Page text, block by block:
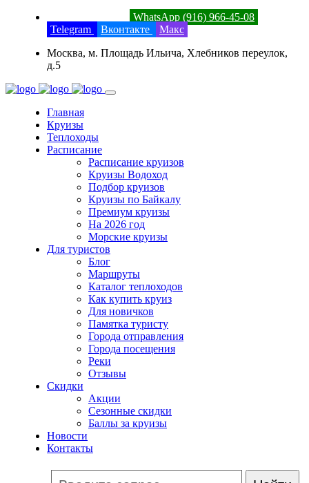
WhatsApp (916) 966-45-08
Telegram
Вконтакте
Макс
Москва, м. Площадь Ильича, Хлебников переулок,
д.5
Главная
Круизы
Теплоходы
Расписание
Расписание круизов
Круизы Водоход
Подбор круизов
Круизы по Байкалу
Премиум круизы
На 2026 год
Морские круизы
Для туристов
Блог
Маршруты
Каталог теплоходов
Как купить круиз
Для новичков
Памятка туристу
Города отправления
Города посещения
Реки
Отзывы
Скидки
Акции
Сезонные скидки
Баллы за круизы
Новости
Контакты